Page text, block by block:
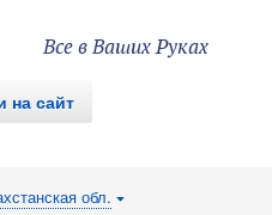
Все в Ваших Руках
на сайт
обл. {